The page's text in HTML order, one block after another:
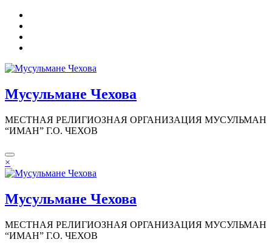
Перейти
содержимому
Мусульмане Чехова
МЕСТНАЯ РЕЛИГИОЗНАЯ ОРГАНИЗАЦИЯ МУСУЛЬМАН
“ИМАН” Г.О. ЧЕХОВ
×
Мусульмане Чехова
МЕСТНАЯ РЕЛИГИОЗНАЯ ОРГАНИЗАЦИЯ МУСУЛЬМАН
“ИМАН” Г.О. ЧЕХОВ